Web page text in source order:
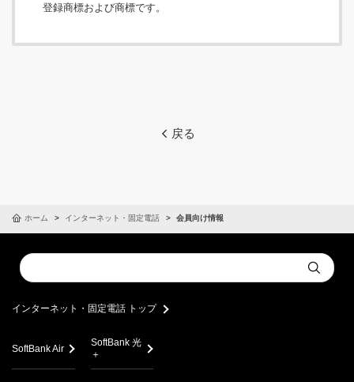
登録商標および商標です。
戻る
ホーム インターネット・固定電話 会員向け情報
Conduct
a
Submit
インターネット・固定電話 トップ
SoftBank Air
SoftBank 光
＋